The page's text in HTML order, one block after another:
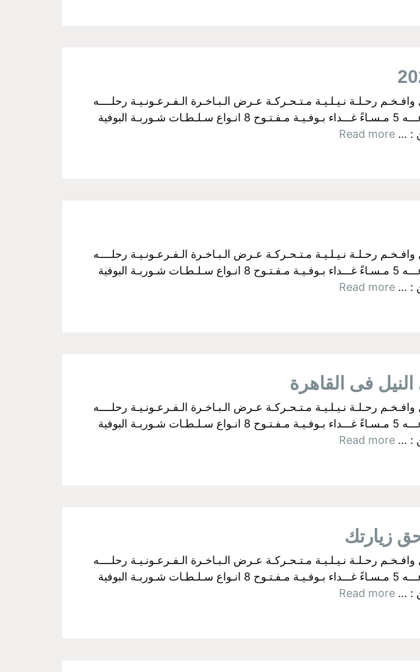
بالجيزة اولآ: رحــلات الـغـداء الـعـرض رقم ( 1 ) أجـمـل وافـخـم رحـلـة نـيـلـيـة مـتـحـركـة عـرض الـبـاخـرة الـفـرعـونـيـة رحلــــه
الغــــداء سـعـر الـفـرد :350 جـنـيـة مــن الساعـــه 3 عـصراً الـي الـسـاعـــه 5 مـسـاءً غـــداء بـوفـيـة مـفـتـوح 8 انـواع سـلـطـات شـوربـة البوفية
: …
Read more
بالجيزة اولآ: رحــلات الـغـداء الـعـرض رقم ( 1 ) أجـمـل وافـخـم رحـلـة نـيـلـيـة مـتـحـركـة عـرض الـبـاخـرة الـفـرعـونـيـة رحلــــه
الغــــداء سـعـر الـفـرد :350 جـنـيـة مــن الساعـــه 3 عـصراً الـي الـسـاعـــه 5 مـسـاءً غـــداء بـوفـيـة مـفـتـوح 8 انـواع سـلـطـات شـوربـة البوفية
: …
Read more
بالجيزة اولآ: رحــلات الـغـداء الـعـرض رقم ( 1 ) أجـمـل وافـخـم رحـلـة نـيـلـيـة مـتـحـركـة عـرض الـبـاخـرة الـفـرعـونـيـة رحلــــه
الغــــداء سـعـر الـفـرد :350 جـنـيـة مــن الساعـــه 3 عـصراً الـي الـسـاعـــه 5 مـسـاءً غـــداء بـوفـيـة مـفـتـوح 8 انـواع سـلـطـات شـوربـة البوفية
: …
Read more
بالجيزة اولآ: رحــلات الـغـداء الـعـرض رقم ( 1 ) أجـمـل وافـخـم رحـلـة نـيـلـيـة مـتـحـركـة عـرض الـبـاخـرة الـفـرعـونـيـة رحلــــه
الغــــداء سـعـر الـفـرد :350 جـنـيـة مــن الساعـــه 3 عـصراً الـي الـسـاعـــه 5 مـسـاءً غـــداء بـوفـيـة مـفـتـوح 8 انـواع سـلـطـات شـوربـة البوفية
: …
Read more